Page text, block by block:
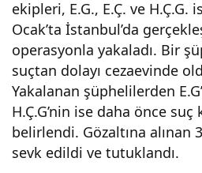
ekipleri, E.G., E.Ç. ve H.Ç.G.
Ocak’ta İstanbul’da
operasyonla yakaladı. Bir
suçtan dolayı cezaevinde
Yakalanan şüphelilerden
H.Ç.G’nin ise daha önce suç
belirlendi. Gözaltına alınan
sevk edildi ve tutuklandı.
ukla
ndı